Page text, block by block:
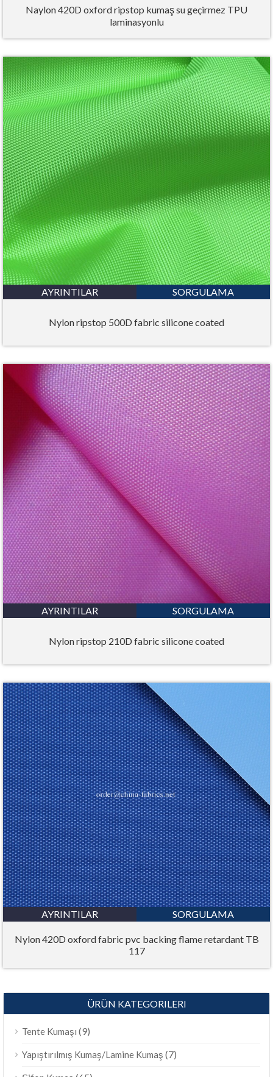
Naylon 420D oxford ripstop kumaş su geçirmez TPU
laminasyonlu
AYRINTILAR SORGULAMA
Nylon ripstop 500D fabric silicone coated
AYRINTILAR SORGULAMA
Nylon ripstop 210D fabric silicone coated
AYRINTILAR SORGULAMA
Nylon 420D oxford fabric pvc backing flame retardant TB
117
ÜRÜN KATEGORILERI
Tente Kumaşı (9)
Yapıştırılmış Kumaş/Lamine Kumaş (7)